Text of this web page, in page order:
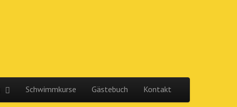
Schwimmkurse Gästebuch Kontakt